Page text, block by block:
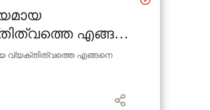
എങ്ങനെ
How to deal with
?
വ്യക്തിത്വത്തെ എങ്ങനെ